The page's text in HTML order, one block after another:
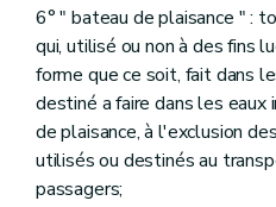
6° " bateau de plaisance " :
qui, utilisé ou non à des fins
forme que ce soit, fait dans
destiné a faire dans les eaux
de plaisance, à l'exclusion
utilisés ou destinés au
passagers;